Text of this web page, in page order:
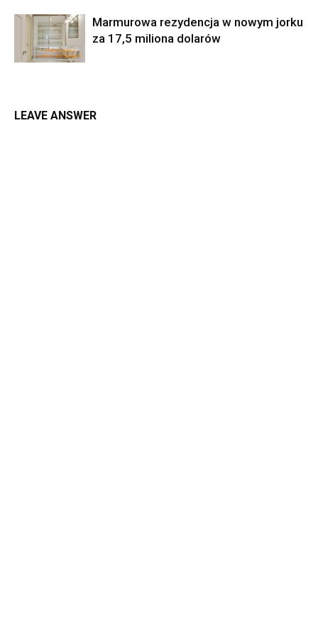
Marmurowa rezydencja w nowym jorku
za 17,5 miliona dolarów
LEAVE ANSWER